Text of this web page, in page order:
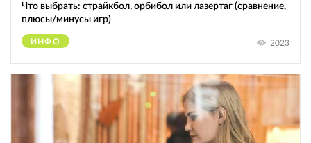
Что выбрать: страйкбол, орбибол или лазертаг (сравнение,
плюсы/минусы игр)
ИНФО 2023